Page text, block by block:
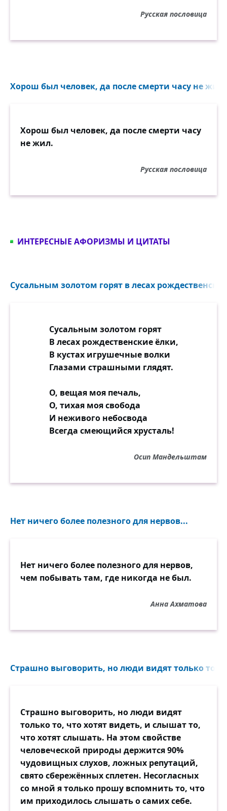
Русская пословица
Хорош был человек, да после смерти часу не
Хорош был человек, да после смерти часу
не жил.
Русская пословица
ИНТЕРЕСНЫЕ АФОРИЗМЫ И ЦИТАТЫ
Сусальным золотом горят в лесах
Сусальным золотом горят
В лесах рождественские ёлки,
В кустах игрушечные волки
Глазами страшными глядят.
О, вещая моя печаль,
О, тихая моя свобода
И неживого небосвода
Всегда смеющийся хрусталь!
Осип Мандельштам
Нет ничего более полезного для нервов...
Нет ничего более полезного для нервов,
чем побывать там, где никогда не был.
Анна Ахматова
Страшно выговорить, но люди видят только то...
Страшно выговорить, но люди видят
только то, что хотят видеть, и слышат то,
что хотят слышать. На этом свойстве
человеческой природы держится 90%
чудовищных слухов, ложных репутаций,
свято сбережённых сплетен. Несогласных
со мной я только прошу вспомнить то, что
им приходилось слышать о самих себе.